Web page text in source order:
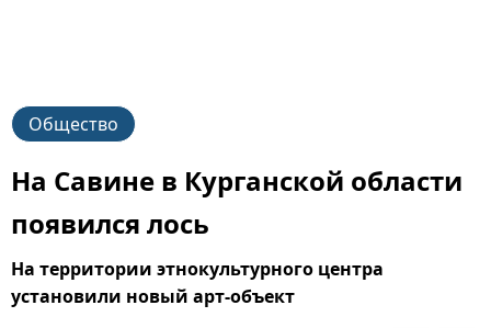
Общество
На Савине в Курганской области
появился лось
На территории этнокультурного центра
установили новый арт-объект